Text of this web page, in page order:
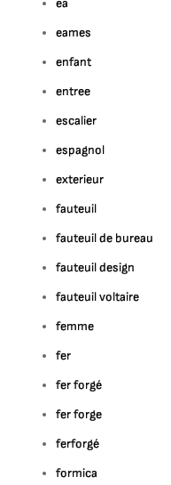
ea
eames
enfant
entree
escalier
espagnol
exterieur
fauteuil
fauteuil de bureau
fauteuil design
fauteuil voltaire
femme
fer
fer forgé
fer forge
ferforgé
formica